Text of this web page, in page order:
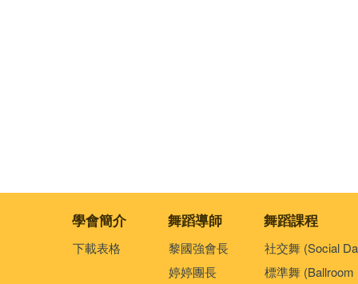
學會簡介 舞蹈導師 舞蹈課程
下載表格
黎國強會長
婷婷團長
社交舞 (Social
標準舞 (Ballroom